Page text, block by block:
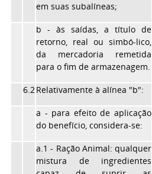
em suas subalíneas;
b - às saídas, a título de
retorno, real ou simbó-lico,
da mercadoria remetida
para o fim de armazenagem.
6.2Relativamente à alínea "b":
a - para efeito de aplicação
do benefício, considera-se:
a.1 - Ração Animal: qualquer
mistura de ingredientes